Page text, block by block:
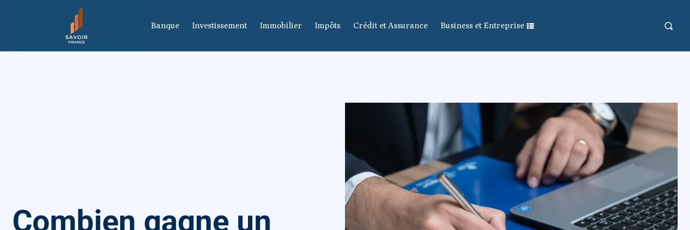
Banque Investissement Immobilier Impôts Crédit et Assurance Business et Entreprise
Combien gagne un